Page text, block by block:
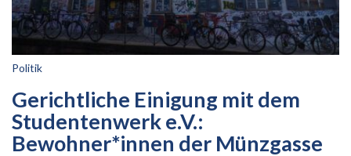
Politik
Gerichtliche Einigung mit dem
Studentenwerk e.V.:
Bewohner*innen der Münzgasse